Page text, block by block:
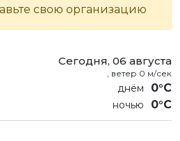
свою организацию
Сегодня, 06 августа
, ветер 0 м/сек
0°C
0°C